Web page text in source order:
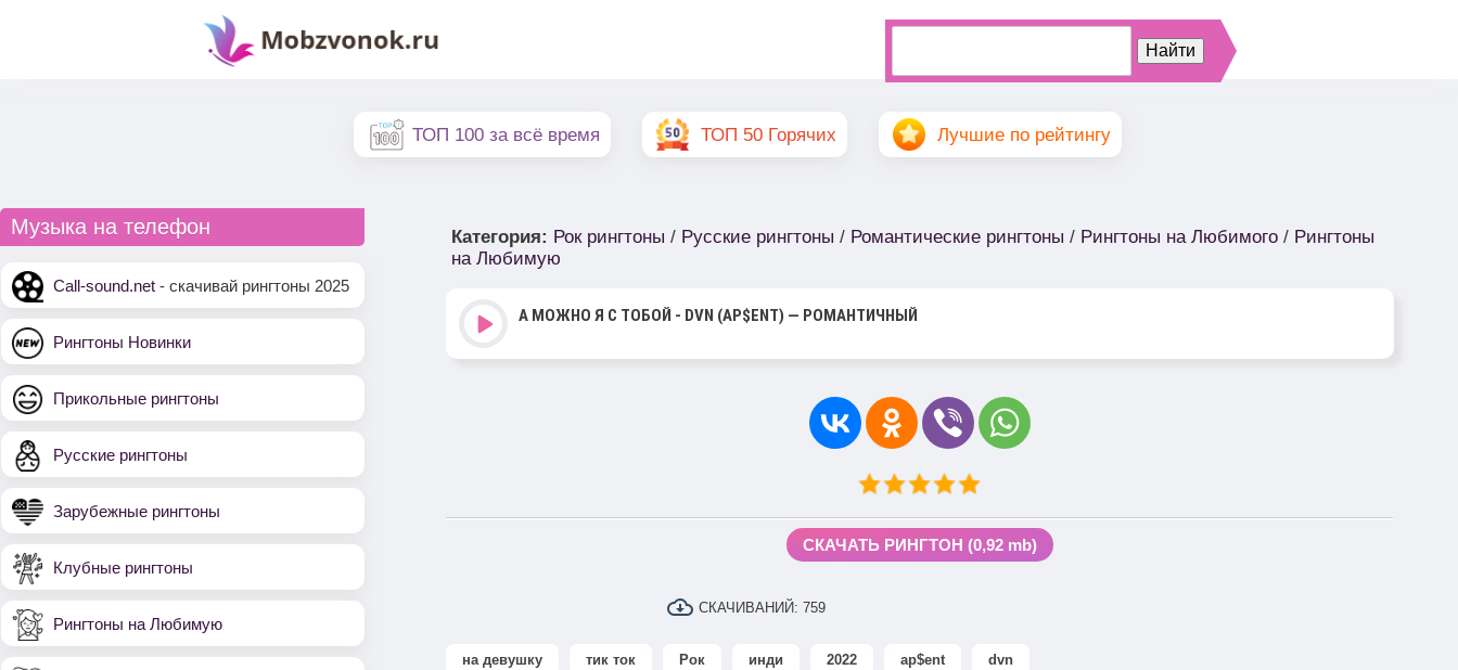
ТОП 100 за всё время ТОП 50 Горячих Лучшие по рейтингу
Музыка на телефон
Call-sound.net - скачивай рингтоны 2025
Рингтоны Новинки
Прикольные рингтоны
Русские рингтоны
Зарубежные рингтоны
Клубные рингтоны
Рингтоны на Любимую
Категория: Рок рингтоны / Русские рингтоны / Романтические рингтоны / Рингтоны на Любимого / Рингтоны
на Любимую
А МОЖНО Я С ТОБОЙ - DVN (AP$ENT) — РОМАНТИЧНЫЙ
СКАЧАТЬ РИНГТОН (0,92 mb)
СКАЧИВАНИЙ: 759
на девушку тик ток Рок инди 2022 ap$ent dvn